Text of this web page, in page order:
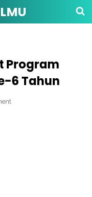
Program
6 Tahun